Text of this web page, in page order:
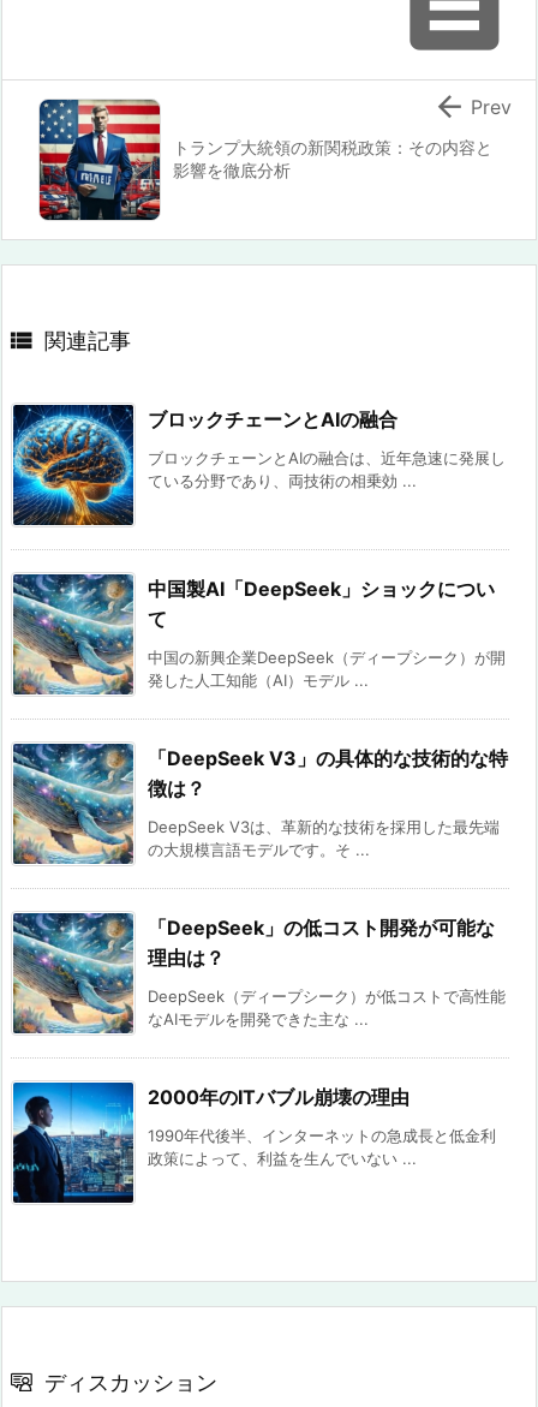
トランプ大統領の新関税政策：その内容と
影響を徹底分析
 Prev
 関連記事
ブロックチェーンとAIの融合
ブロックチェーンとAIの融合は、近年急速に発展し
ている分野であり、両技術の相乗効 ...
中国製AI「DeepSeek」ショックについ
て
中国の新興企業DeepSeek（ディープシーク）が開
発した人工知能（AI）モデル ...
「DeepSeek V3」の具体的な技術的な特
徴は？
DeepSeek V3は、革新的な技術を採用した最先端
の大規模言語モデルです。そ ...
「DeepSeek」の低コスト開発が可能な
理由は？
DeepSeek（ディープシーク）が低コストで高性能
なAIモデルを開発できた主な ...
2000年のITバブル崩壊の理由
1990年代後半、インターネットの急成長と低金利
政策によって、利益を生んでいない ...
ディスカッション